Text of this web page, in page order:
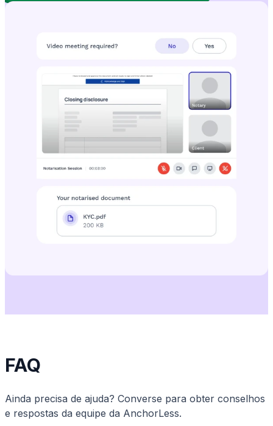
FAQ
Ainda precisa de ajuda? Converse para obter conselhos
e respostas da equipe da AnchorLess.